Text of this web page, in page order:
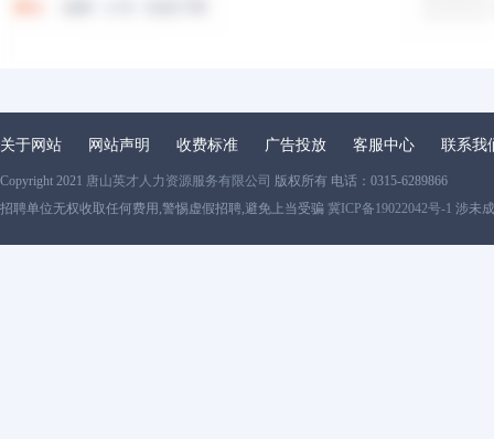
关于网站 网站声明 收费标准 广告投放 客服中心 联系我
Copyright 2021 唐山英才人力资源服务有限公司 版权所有 电话：0315-6289866
招聘单位无权收取任何费用,警惕虚假招聘,避免上当受骗 冀ICP备19022042号-1 涉未